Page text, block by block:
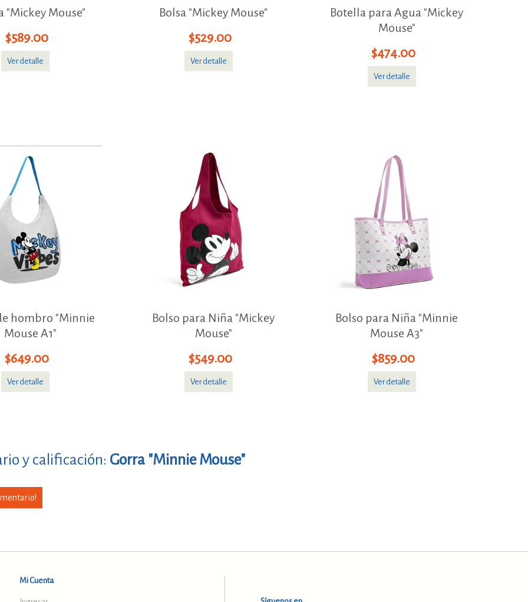
"Mickey Mouse"
$589.00
Ver detalle
Bolsa "Mickey Mouse"
$529.00
Ver detalle
Botella para Agua "Mickey
Mouse"
$474.00
Ver detalle
hombro "Minnie
Mouse A1"
$649.00
Ver detalle
Bolso para Niña "Mickey
Mouse"
$549.00
Ver detalle
Bolso para Niña "Minnie
Mouse A3"
$859.00
Ver detalle
y calificación: Gorra "Minnie Mouse"
Mi Cuenta